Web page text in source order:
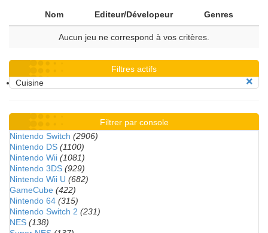
Nom Editeur/Dévelopeur Genres
Aucun jeu ne correspond à vos critères.
Filtres actifs
Cuisine
Filtrer par console
Nintendo Switch (2906)
Nintendo DS (1100)
Nintendo Wii (1081)
Nintendo 3DS (929)
Nintendo Wii U (682)
GameCube (422)
Nintendo 64 (315)
Nintendo Switch 2 (231)
NES (138)